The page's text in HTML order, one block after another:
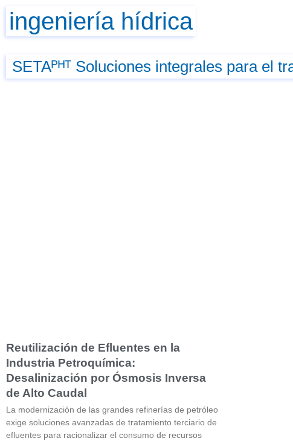
ingeniería hídrica
SETAᴾᴴᵀ Soluciones integrales para el
Reutilización de Efluentes en la
Industria Petroquímica:
Desalinización por Ósmosis Inversa
de Alto Caudal
La modernización de las grandes refinerías de petróleo
exige soluciones avanzadas de tratamiento terciario de
efluentes para racionalizar el consumo de recursos